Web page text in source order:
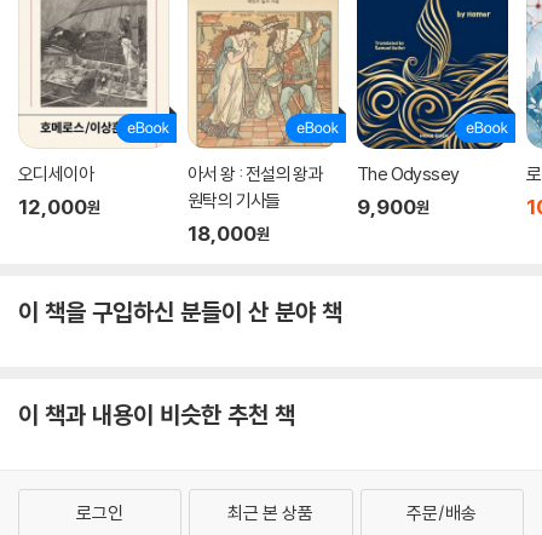
오디세이아
12,000원
아서 왕 : 전설의 왕과
원탁의 기사들
18,000원
The Odyssey
9,900원
이 책을 구입하신 분들이 산 분야 책
이 책과 내용이 비슷한 추천 책
로그인 최근 본 상품 주문/배송